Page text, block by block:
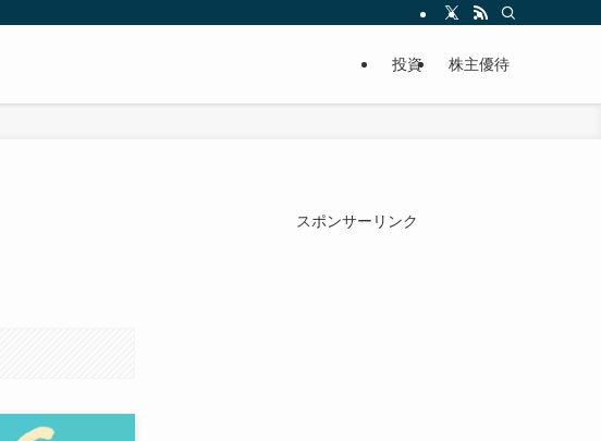
投資 株主優待
スポンサーリンク